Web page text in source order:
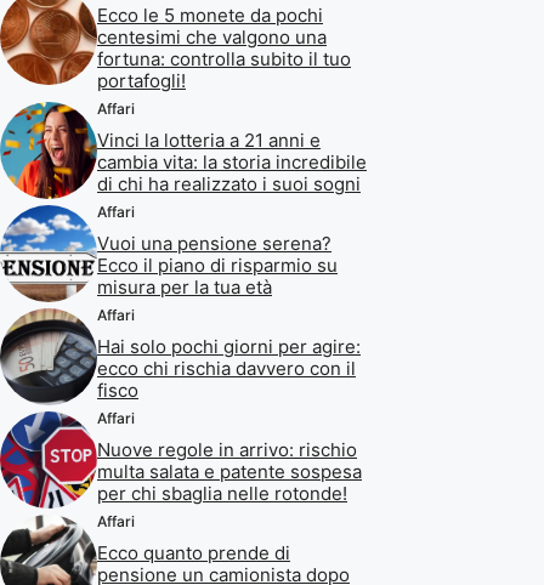
Ecco le 5 monete da pochi
centesimi che valgono una
fortuna: controlla subito il tuo
portafogli!
Affari
Vinci la lotteria a 21 anni e
cambia vita: la storia incredibile
di chi ha realizzato i suoi sogni
Affari
Vuoi una pensione serena?
Ecco il piano di risparmio su
misura per la tua età
Affari
Hai solo pochi giorni per agire:
ecco chi rischia davvero con il
fisco
Affari
Nuove regole in arrivo: rischio
multa salata e patente sospesa
per chi sbaglia nelle rotonde!
Affari
Ecco quanto prende di
pensione un camionista dopo